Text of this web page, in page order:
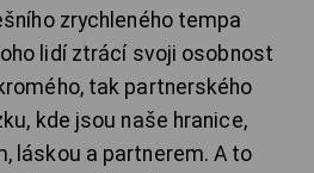
zrychleného tempa
lidí ztrácí svoji osobnost
tak partnerského
kde jsou naše hranice,
láskou a partnerem. A to